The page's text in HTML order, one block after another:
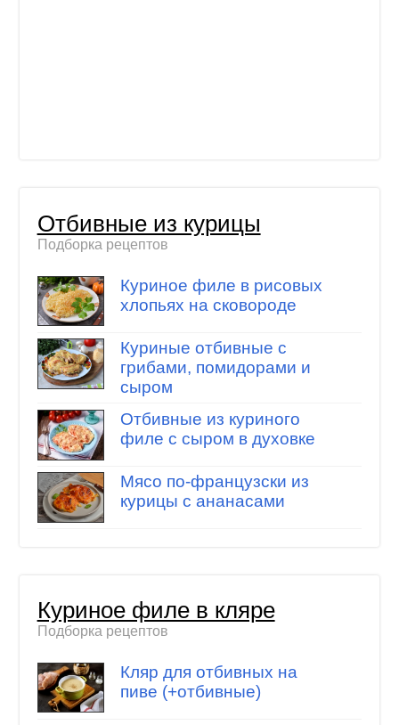
Отбивные из курицы
Подборка рецептов
Куриное филе в рисовых
хлопьях на сковороде
Куриные отбивные с
грибами, помидорами и
сыром
Отбивные из куриного
филе с сыром в духовке
Мясо по-французски из
курицы с ананасами
Куриное филе в кляре
Подборка рецептов
Кляр для отбивных на
пиве (+отбивные)